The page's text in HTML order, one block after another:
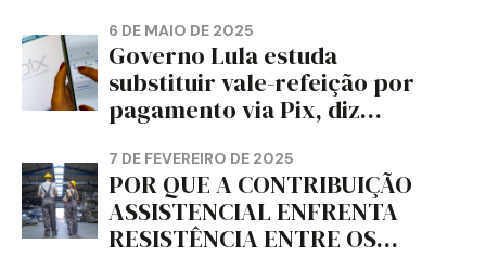
CORTIÇA E ARTEFATOS DE
PAPEL DO ESTADO DO
PARANÁ – FETRAPEL-PR
6 DE MAIO DE 2025
Governo Lula estuda
substituir vale-refeição por
pagamento via Pix, diz
7 DE FEVEREIRO DE 2025
POR QUE A CONTRIBUIÇÃO
ASSISTENCIAL ENFRENTA
RESISTÊNCIA ENTRE OS